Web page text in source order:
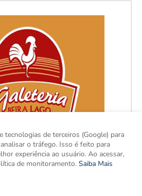
tecnologias de terceiros (Google) para
o tráfego. Isso é feito para
experiência ao usuário. Ao acessar,
de monitoramento. Saiba Mais